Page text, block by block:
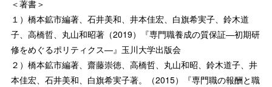
＜著書＞
１）橋本鉱市編著、石井美和、井本佳宏、白旗希実子、鈴木道
子、高橋哲、丸山和昭著（2019）『専門職養成の質保証―初期研
修をめぐるポリティクス―』玉川大学出版会
２）橋本鉱市編著、齋藤崇徳、高橋哲、丸山和昭、鈴木道子、井
本佳宏、石井美和、白旗希実子著。（2015）『専門職の報酬と職